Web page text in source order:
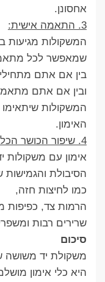
אחסונן.
3. התאמה אישית:
המשקולות מגיעות
שמאפשר לכל
בין אם אתם
ובין אם אתם
המשקולות
האימון.
4. שיפור הכושר הכללי:
אימון עם
הסיבולת והגמישות
כמו לחיצות חזה,
הרמות צד, כפיפות
שרירים רבות
סיכום
היא כלי אימון